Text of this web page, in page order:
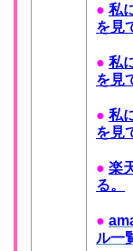
● 私
を見
● 私
を見
● 私
を見
● 楽
る。
●
ル一